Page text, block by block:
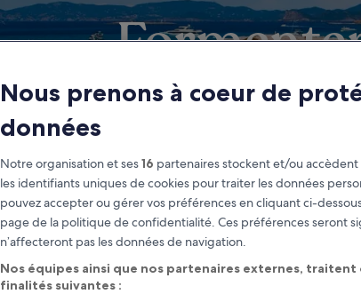
À savoir avant de
Nous prenons à coeur de
données
Notre organisation et ses16 partenaires stockent et/ou
les identifiants uniques de cookies pour traiter les données
pouvez accepter ou gérer vos préférences en cliquant ci-
page de la politique de confidentialité. Ces préférences seront
n’affecteront pas les données de navigation.
Nos équipes ainsi que nos partenaires externes, traitent
finalités suivantes :